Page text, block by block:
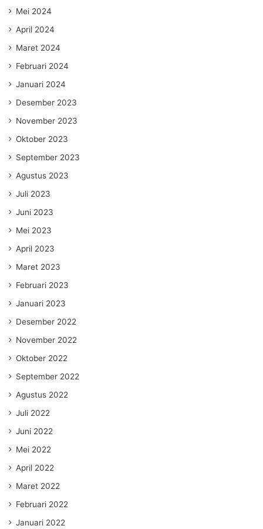
Mei 2024
April 2024
Maret 2024
Februari 2024
Januari 2024
Desember 2023
November 2023
Oktober 2023
September 2023
Agustus 2023
Juli 2023
Juni 2023
Mei 2023
April 2023
Maret 2023
Februari 2023
Januari 2023
Desember 2022
November 2022
Oktober 2022
September 2022
Agustus 2022
Juli 2022
Juni 2022
Mei 2022
April 2022
Maret 2022
Februari 2022
Januari 2022